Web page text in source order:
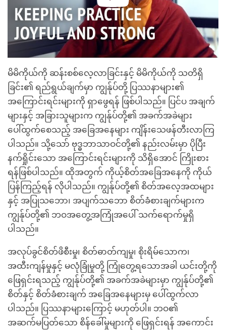
မိမိကိုယ်ကို ဆန်းစစ်လေ့လာခြင်းနှင့် မိမိကိုယ်ကို သတိရှိ
ခြင်း၏ ရည်ရွယ်ချက်မှာ ကျွန်ုပ်တို့ ပြဿနာများ၏
အကြောင်းရင်းများကို ရှာဖွေရန် ဖြစ်ပါသည်။ ပြင်ပ အချက်
များနှင့် အခြားသူများက ကျွန်ုပ်တို့၏ အခက်အခဲများ
ပေါ်ထွက်စေသည့် အခြေအနေများ ကျိန်းသေဖန်တီးလာကြ
ပါသည်။ သို့သော် ဗုဒ္ဓဘာသာဝင်တို့၏ နည်းလမ်းမှာ ပိုပြီး
နက်ရှိုင်းသော အကြောင်းရင်းများကို သိရှိအောင် ကြိုးစား
ရန်ဖြစ်ပါသည်။ ထိုအတွက် ကိုယ့်စိတ်အခြေအနေကို ကိုယ်
ပြန်ကြည့်ရန် လိုပါသည်။ ကျွန်ုပ်တို့၏ စိတ်အလေ့အထများ
နှင့် အပြုသဘော၊ အပျက်သဘော စိတ်ခံစားချက်များက
ကျွန်ုပ်တို့၏ ဘဝအတွေ့အကြုံအပေါ် သက်ရောက်မှုရှိ
ပါသည်။
အလုပ်ခွင်စိတ်ဖိစီးမှု၊ စိတ်ဓာတ်ကျမှု၊ စိုးရိမ်သောက၊
အထီးကျန်မှုနှင့် မလုံခြုံမှုတို့ ကြုံတွေ့ရသောအခါ ယင်းတို့ကို
ဖြေရှင်းရသည့် ကျွန်ုပ်တို့၏ အခက်အခဲများမှာ ကျွန်ုပ်တို့၏
စိတ်နှင့် စိတ်ခံစားချက် အခြေအနေများမှ ပေါ်ထွက်လာ
ပါသည်။ ပြဿနာများကြောင့် မဟုတ်ပါ။ ဘဝ၏
အဆက်မပြတ်သော စိန်ခေါ်မှုများကို ဖြေရှင်းရန် အကောင်း